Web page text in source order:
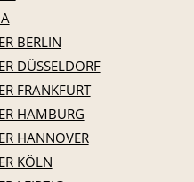
BERLIN
DÜSSELDORF
FRANKFURT
HAMBURG
HANNOVER
KÖLN